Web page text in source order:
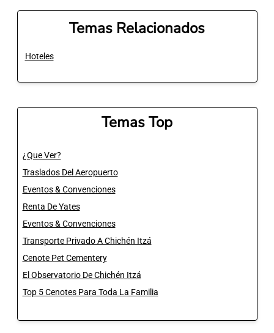
Temas Relacionados
Hoteles
Temas Top
¿Que Ver?
Traslados Del Aeropuerto
Eventos & Convenciones
Renta De Yates
Eventos & Convenciones
Transporte Privado A Chichén Itzá
Cenote Pet Cementery
El Observatorio De Chichén Itzá
Top 5 Cenotes Para Toda La Familia